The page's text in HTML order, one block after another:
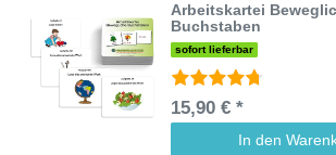
Arbeitskartei
Buchstaben
sofort lieferbar
15,90 € *
In den